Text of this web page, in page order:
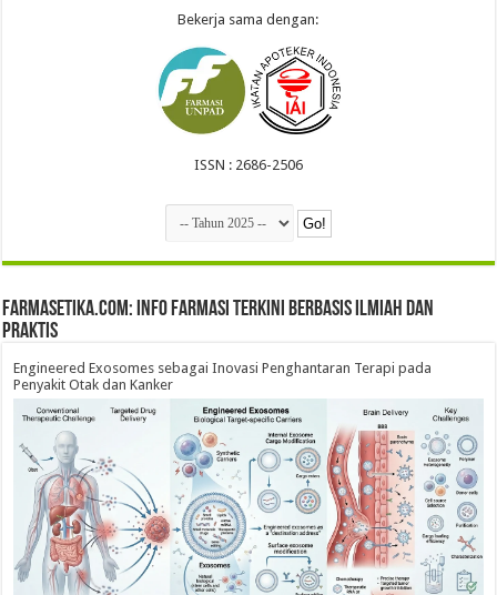
Bekerja sama dengan:
ISSN : 2686-2506
farmasetika.com: Info Farmasi Terkini Berbasis Ilmiah dan
Praktis
Engineered Exosomes sebagai Inovasi Penghantaran Terapi pada
Penyakit Otak dan Kanker